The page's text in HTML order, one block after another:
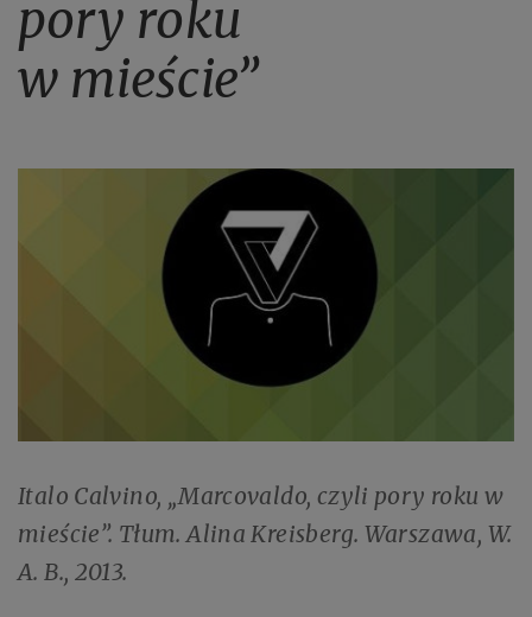
pory roku
w mieście”
Italo Calvino, „Marcovaldo, czyli pory roku w
mieście”. Tłum. Alina Kreisberg. Warszawa, W.
A. B., 2013.